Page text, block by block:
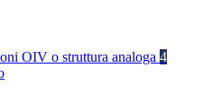
OIV o struttura analoga 4